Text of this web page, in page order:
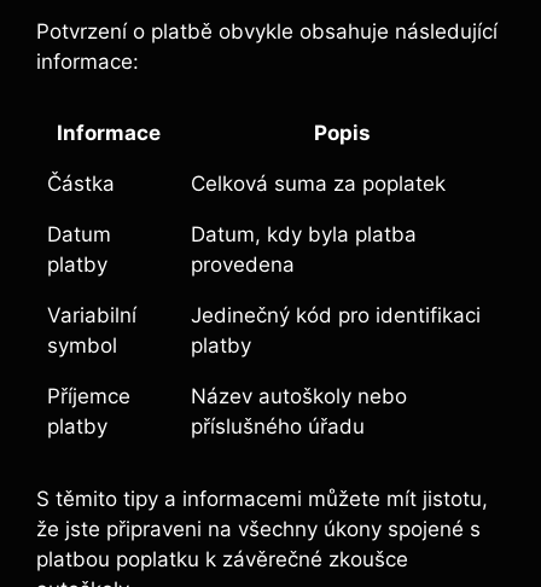
Potvrzení o platbě ‌obvykle obsahuje‌ následující
informace:
Informace Popis
Částka Celková ⁤suma ​za‍ poplatek
Datum
platby
Datum, kdy byla platba
provedena
Variabilní
⁣symbol
Jedinečný kód pro ‍identifikaci
platby
Příjemce
⁣platby
Název autoškoly⁣ nebo
příslušného úřadu
S těmito tipy a informacemi můžete mít jistotu,
že ‌jste připraveni na ​všechny úkony spojené s
⁤platbou poplatku k závěrečné zkoušce